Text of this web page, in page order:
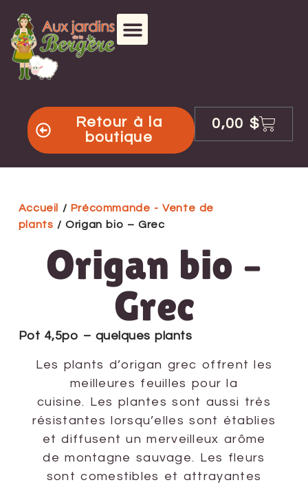
Retour à la
boutique
0,00 $
Accueil / Précommande - Vente de
plants / Origan bio – Grec
Origan bio –
Grec
Pot 4,5po – quelques plants
Les plants d’origan grec offrent les
meilleures feuilles pour la
cuisine. Les plantes sont aussi très
résistantes lorsqu’elles sont établies
et diffusent un merveilleux arôme
de montagne sauvage. Les fleurs
sont comestibles et attrayantes